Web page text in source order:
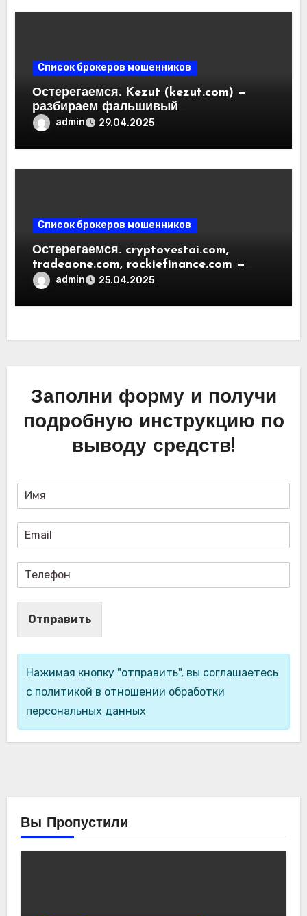
Список брокеров мошенников
Остерегаемся. Kezut (kezut.com) —
разбираем фальшивый
криптовалютный обменник. Как
вернуть деньги. Отзывы
пользователей
admin 29.04.2025
Список брокеров мошенников
Остерегаемся. cryptovestai.com,
tradeaone.com, rockiefinance.com —
обзор новых платформ для
трейдинга. Отзывы пользователей
admin 25.04.2025
Заполни форму и получи
подробную инструкцию по
выводу средств!
Отправить
Нажимая кнопку "отправить", вы соглашаетесь
с политикой в отношении обработки
персональных данных
Вы Пропустили